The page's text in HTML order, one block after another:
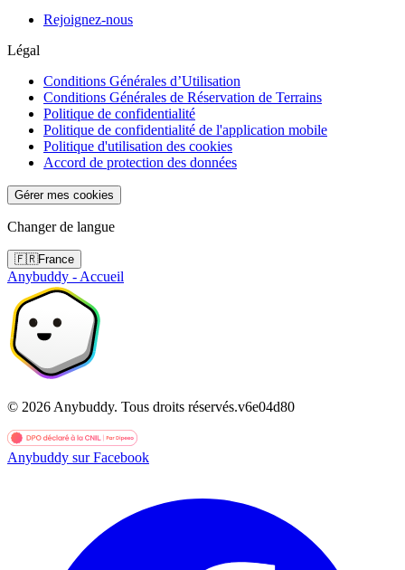
Rejoignez-nous
Légal
Conditions Générales d’Utilisation
Conditions Générales de Réservation de Terrains
Politique de confidentialité
Politique de confidentialité de l'application mobile
Politique d'utilisation des cookies
Accord de protection des données
Gérer mes cookies
Changer de langue
🇫🇷France
Anybuddy - Accueil
© 2026 Anybuddy. Tous droits réservés.v6e04d80
Anybuddy sur Facebook